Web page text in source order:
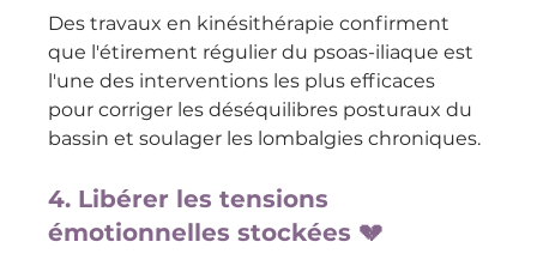
Des travaux en kinésithérapie confirment
que l'étirement régulier du psoas-iliaque est
l'une des interventions les plus efficaces
pour corriger les déséquilibres posturaux du
bassin et soulager les lombalgies chroniques.
4. Libérer les tensions
émotionnelles stockées 💔